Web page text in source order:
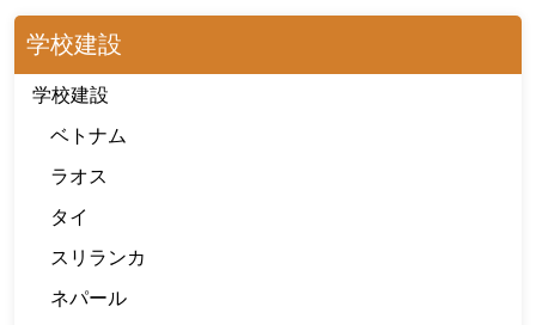
学校建設
学校建設
ベトナム
ラオス
タイ
スリランカ
ネパール